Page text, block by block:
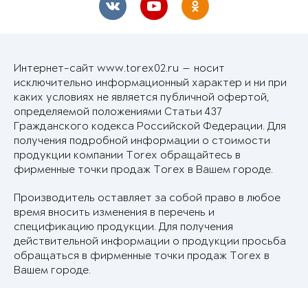
Интернет-сайт www.torex02.ru — носит
исключительно информационный характер и ни при
каких условиях не является публичной офертой,
определяемой положениями Статьи 437
Гражданского кодекса Российской Федерации. Для
получения подробной информации о стоимости
продукции компании Torex обращайтесь в
фирменные точки продаж Torex в Вашем городе.
Производитель оставляет за собой право в любое
время вносить изменения в перечень и
спецификацию продукции. Для получения
действительной информации о продукции просьба
обращаться в фирменные точки продаж Torex в
Вашем городе.